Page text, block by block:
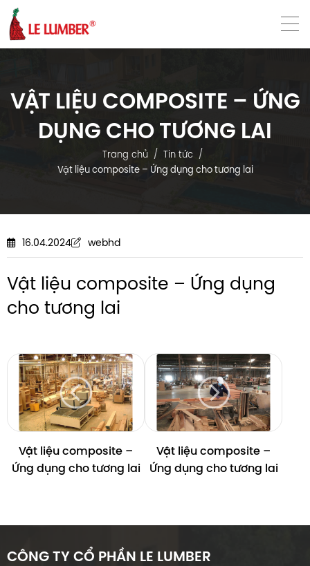
VẬT LIỆU COMPOSITE – ỨNG
DỤNG CHO TƯƠNG LAI
Trang chủ
Tin tức
Vật liệu composite – Ứng dụng cho tương lai
16.04.2024 webhd
Vật liệu composite – Ứng dụng
cho tương lai
Vật liệu composite –
Ứng dụng cho tương lai
Vật liệu composite –
Ứng dụng cho tương lai
CÔNG TY CỔ PHẦN LE LUMBER